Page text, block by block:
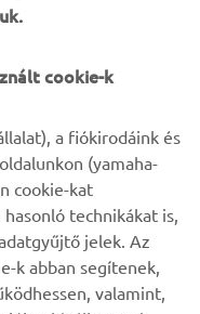
a teljes navigáció
a
vezérelhető
keresztül.
cookie-k
a fiókirodáink és
(yamaha-
cookie-kat
technikákat is,
jelek. Az
k abban segítenek,
valamint,